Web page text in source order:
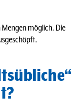
Mengen möglich. Die